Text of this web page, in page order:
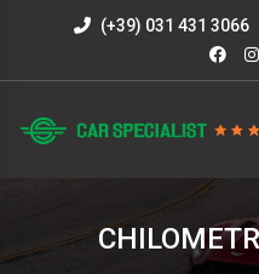
(+39) 031 431 3066